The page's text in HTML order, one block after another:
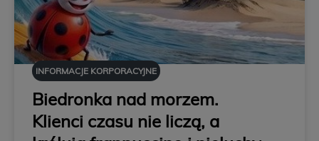
INFORMACJE KORPORACYJNE
Biedronka nad morzem.
Klienci czasu nie liczą, a